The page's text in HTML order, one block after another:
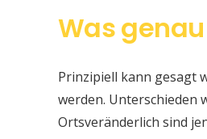
Was
Prinzipiell kann gesagt
werden. Unterschieden
Ortsveränderlich sind